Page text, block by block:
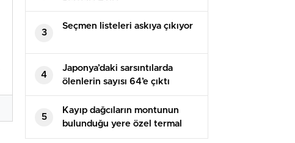
3
Seçmen listeleri askıya çıkıyor
4
Japonya’daki sarsıntılarda
ölenlerin sayısı 64’e çıktı
5
Kayıp dağcıların montunun
bulunduğu yere özel termal
drone sevk edildi